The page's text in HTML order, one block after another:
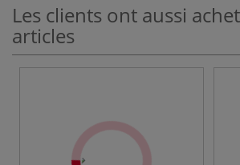
Les clients ont aussi
articles